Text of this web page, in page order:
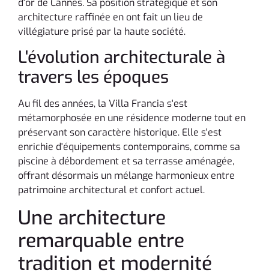
d'or de Cannes. Sa position stratégique et son
architecture raffinée en ont fait un lieu de
villégiature prisé par la haute société.
L'évolution architecturale à
travers les époques
Au fil des années, la Villa Francia s'est
métamorphosée en une résidence moderne tout en
préservant son caractère historique. Elle s'est
enrichie d'équipements contemporains, comme sa
piscine à débordement et sa terrasse aménagée,
offrant désormais un mélange harmonieux entre
patrimoine architectural et confort actuel.
Une architecture
remarquable entre
tradition et modernité